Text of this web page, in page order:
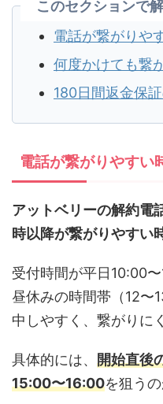
このセクションで
電話が繋がりや
何度かけても繋
180日間返金保
電話が繋がりやすい
アットベリーの解約電
時以降が繋がりやすい
受付時間が平日10:00
昼休みの時間帯（12〜
中しやすく、繋がりに
具体的には、 開始直後
15:00〜16:00を狙う